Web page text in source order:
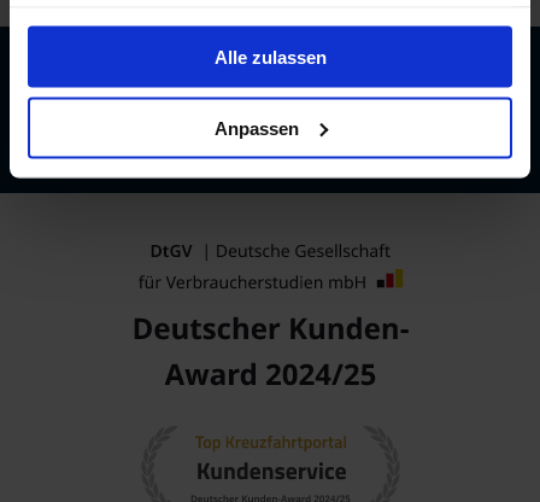
gesammelt haben.
Alle zulassen
Anpassen
Beratung durch echte Kreuzfahrtexperten